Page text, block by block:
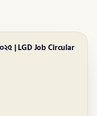
| LGD Job Circular